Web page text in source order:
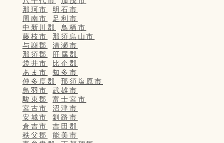
那珂市
明石市
周南市
足利市
中新川郡
鳥栖市
藤枝市
那須烏山市
与謝郡
清瀬市
那須郡
肝属郡
袋井市
比企郡
あま市
知多市
仲多度郡
那須塩原市
鳥羽市
武雄市
駿東郡
富士宮市
宮古市
沼津市
安城市
釧路市
倉吉市
吉田郡
秩父郡
能美市